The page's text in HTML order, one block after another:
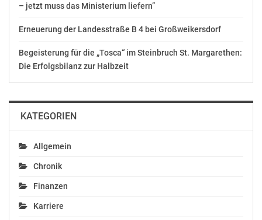
Pressesprecherin des ÖGB-Präsidenten Erich Foglar
0664 614 50 75
www.oegb.at
www.facebook.at/oegb.at
AUSSCHLIESSLICHER INHALTLICHER VERANTWORTUNG
© Copyright APA-OTS Originaltext-Service GmbH und
der jeweilige Aussender
– jetzt muss das Ministerium liefern”
Erneuerung der Landesstraße B 4 bei Großweikersdorf
Begeisterung für die „Tosca“ im Steinbruch St. Margarethen:
Die Erfolgsbilanz zur Halbzeit
KATEGORIEN
Allgemein
Chronik
Finanzen
Karriere